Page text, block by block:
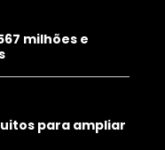
milhões e
para ampliar